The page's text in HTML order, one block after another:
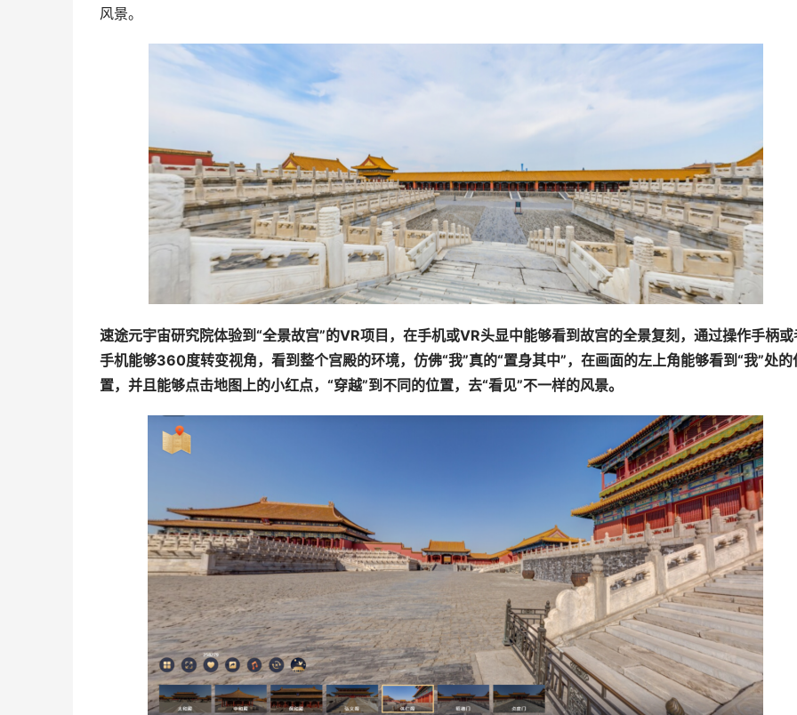
风景。
速途元宇宙研究院体验到“全景故宫”的VR项目，在手机或VR头显中能够看到故宫的全景复刻，通过操作手柄或
手机能够360度转变视角，看到整个宫殿的环境，仿佛“我”真的“置身其中”，在画面的左上角能够看到“我”处的
置，并且能够点击地图上的小红点，“穿越”到不同的位置，去“看见”不一样的风景。